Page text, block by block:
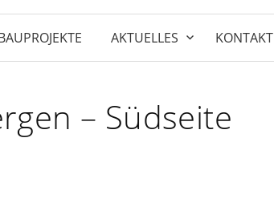
AKTUELLES KONTAKT
– Südseite